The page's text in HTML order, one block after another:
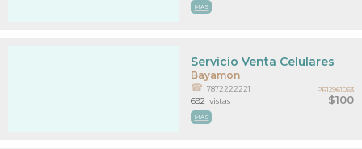
MAS
Bayamon
$100
Servicio Venta Celulares
7872222221
MAS
692 vistas
PR12961063